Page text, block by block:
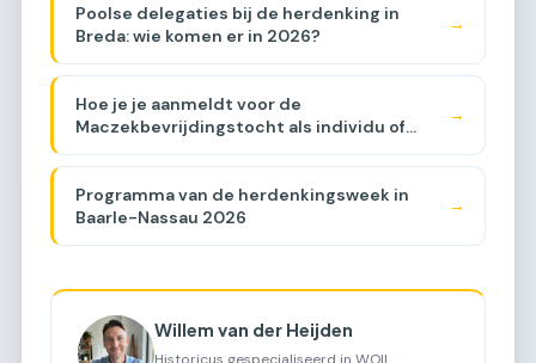
Poolse delegaties bij de herdenking in
Breda: wie komen er in 2026?
→
Hoe je je aanmeldt voor de
Maczekbevrijdingstocht als individu of
groep
→
Programma van de herdenkingsweek in
Baarle-Nassau 2026
→
Willem van der Heijden